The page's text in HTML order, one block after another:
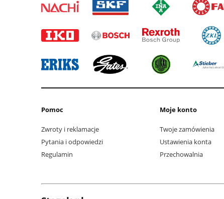
Pomoc
Zwroty i reklamacje
Pytania i odpowiedzi
Regulamin
Moje konto
Twoje zamówienia
Ustawienia konta
Przechowalnia